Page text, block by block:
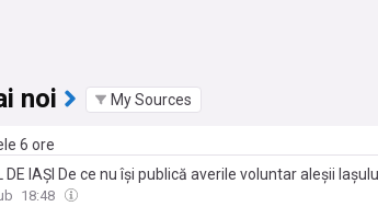
noi My Sources
6 ore
DE IAȘI De ce nu își publică averile voluntar aleșii
CJ Iași, membri ai USR și reprezentanți CURAJ
18:48